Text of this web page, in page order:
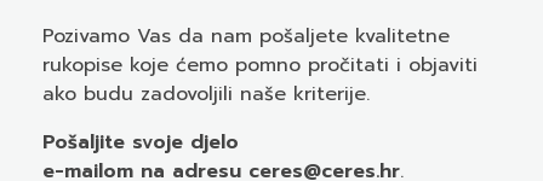
Pozivamo Vas da nam pošaljete kvalitetne
rukopise koje ćemo pomno pročitati i objaviti
ako budu zadovoljili naše kriterije.
Pošaljite svoje djelo
e-mailom na adresu ceres@ceres.hr.